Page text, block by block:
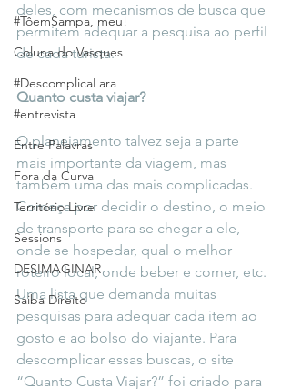
#TôemSampa, meu!
Coluna do Vasques
#DescomplicaLara
#entrevista
Entre Palavras
Fora da Curva
Território Livre
Sessions
DESIMAGINAR
Saiba Direito
deles, com mecanismos de busca que
permitem adequar a pesquisa ao perfil
de cada turista.
Quanto custa viajar?
O planejamento talvez seja a parte
mais importante da viagem, mas
também uma das mais complicadas.
Começa por decidir o destino, o meio
de transporte para se chegar a ele,
onde se hospedar, qual o melhor
roteiro local, onde beber e comer, etc.
Uma lista que demanda muitas
pesquisas para adequar cada item ao
gosto e ao bolso do viajante. Para
descomplicar essas buscas, o site
“Quanto Custa Viajar?” foi criado para